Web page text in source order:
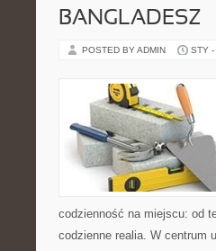
BANGLADESZ
POSTED BY ADMIN STY
codzienność na miejscu: od
codzienne realia. W centrum